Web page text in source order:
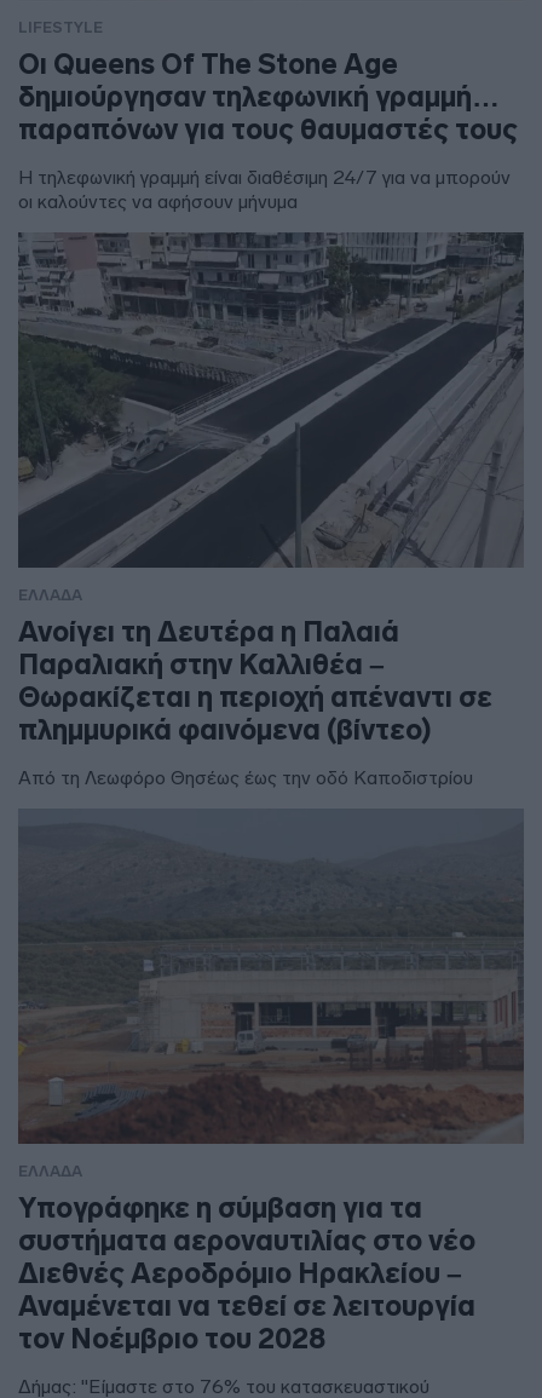
LIFESTYLE
Οι Queens Of The Stone Age
δημιούργησαν τηλεφωνική γραμμή…
παραπόνων για τους θαυμαστές τους
Η τηλεφωνική γραμμή είναι διαθέσιμη 24/7 για να μπορούν
οι καλούντες να αφήσουν μήνυμα
ΕΛΛΑΔΑ
Ανοίγει τη Δευτέρα η Παλαιά
Παραλιακή στην Καλλιθέα –
Θωρακίζεται η περιοχή απέναντι σε
πλημμυρικά φαινόμενα (βίντεο)
Από τη Λεωφόρο Θησέως έως την οδό Καποδιστρίου
ΕΛΛΑΔΑ
Υπογράφηκε η σύμβαση για τα
συστήματα αεροναυτιλίας στο νέο
Διεθνές Αεροδρόμιο Ηρακλείου –
Αναμένεται να τεθεί σε λειτουργία
τον Νοέμβριο του 2028
Δήμας: "Είμαστε στο 76% του κατασκευαστικού